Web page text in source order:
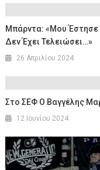
Μπάρντα: «Μου Έστησε
Δεν Έχει Τελειώσει…»
26 Απριλίου 2024
Στο ΣΕΦ Ο Bαγγέλης
12 Ιουνίου 2024